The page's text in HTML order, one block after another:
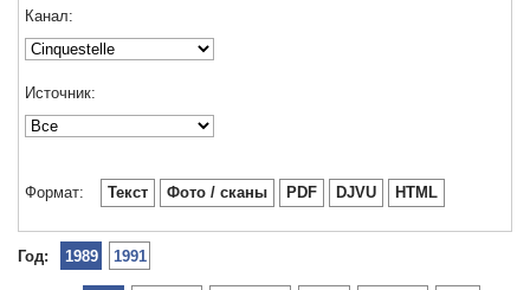
Канал:
Источник:
Формат: Текст Фото / сканы PDF DJVU HTML
Год: 1989 1991